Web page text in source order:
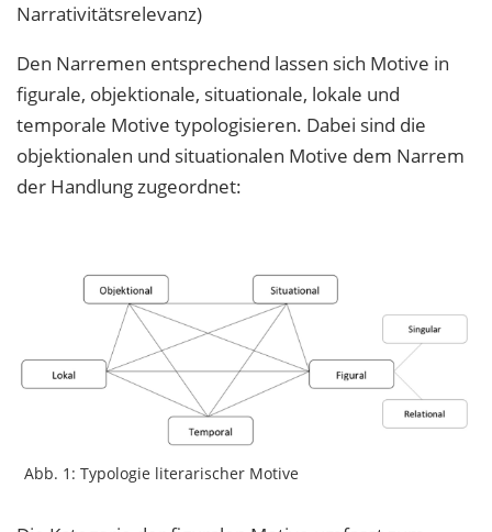
Narrativitätsrelevanz)
Den Narremen entsprechend lassen sich Motive in
figurale, objektionale, situationale, lokale und
temporale Motive typologisieren. Dabei sind die
objektionalen und situationalen Motive dem Narrem
der Handlung zugeordnet:
Abb. 1: Typologie literarischer Motive